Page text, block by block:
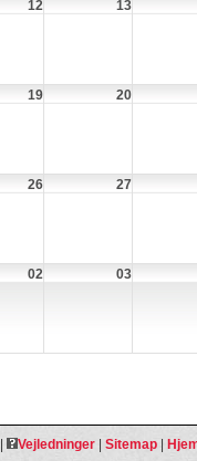
12 13
19 20
26 27
02 03
Vejledninger| Sitemap|